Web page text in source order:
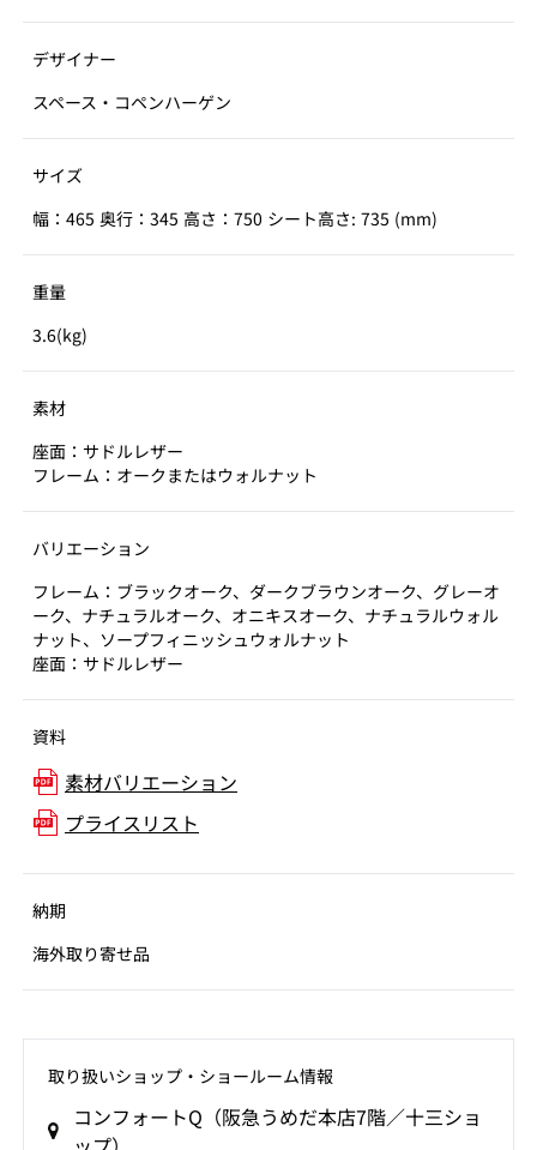
デザイナー
スペース・コペンハーゲン
サイズ
幅：465 奥行：345 高さ：750 シート高さ: 735 (mm)
重量
3.6(kg)
素材
座面：サドルレザー
フレーム：オークまたはウォルナット
バリエーション
フレーム：ブラックオーク、ダークブラウンオーク、グレーオ
ーク、ナチュラルオーク、オニキスオーク、ナチュラルウォル
ナット、ソープフィニッシュウォルナット
座面：サドルレザー
資料
素材バリエーション
プライスリスト
納期
海外取り寄せ品
取り扱いショップ‧ショールーム情報
コンフォートQ（阪急うめだ本店7階／十三ショ